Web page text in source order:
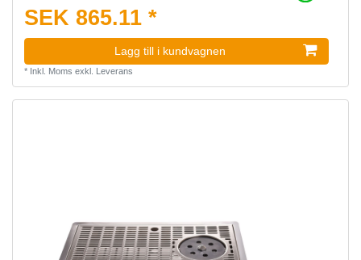
SEK 865.11 *
Lagg till i kundvagnen
* Inkl. Moms exkl. Leverans